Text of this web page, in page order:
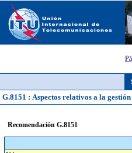
G.8151 : Aspectos relativos a la
Recomendación G.8151